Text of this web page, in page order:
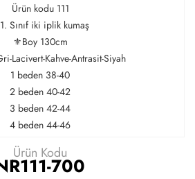
Ürün kodu 111
Sınıf iki iplik kumaş
⚜️Boy 130cm
Lacivert-Kahve-Antrasit-Siyah
1 beden 38-40
2 beden 40-42
3 beden 42-44
4 beden 44-46
Ürün Kodu
700